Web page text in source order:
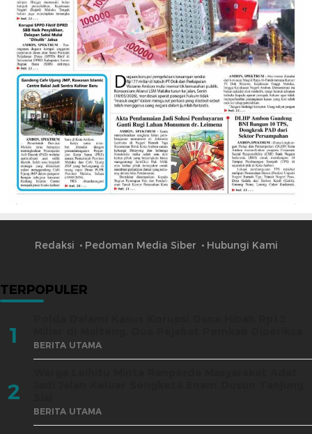
Redaksi Pedoman Media Siber Hubungi Kami
TERPOPULER
1 BERITA UTAMA
2
BERITA UTAMA